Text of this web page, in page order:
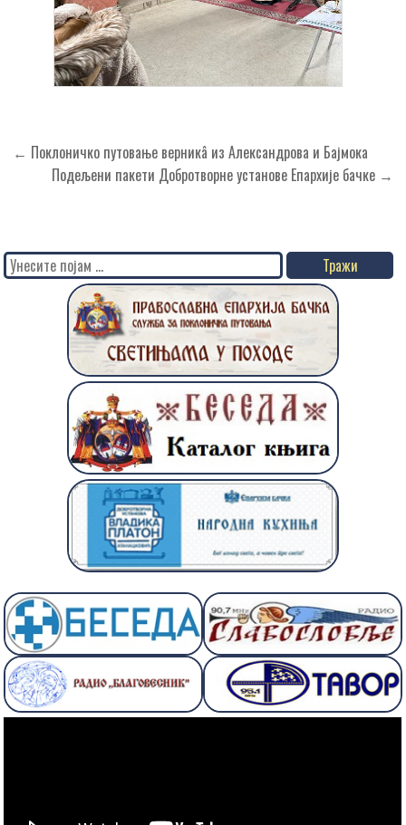
Кретање
чланка
← Поклоничко путовање верникâ из Александрова и Бајмока
Подељени пакети Добротворне установе Eпархије бачке →
Search
for: